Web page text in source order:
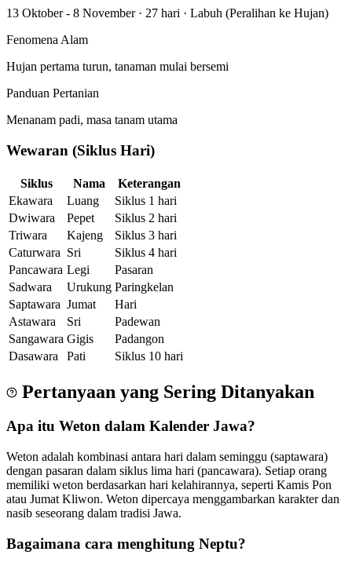
13 Oktober - 8 November · 27 hari · Labuh (Peralihan ke Hujan)
Fenomena Alam
Hujan pertama turun, tanaman mulai bersemi
Panduan Pertanian
Menanam padi, masa tanam utama
Wewaran (Siklus Hari)
Siklus Nama
Keterangan
Ekawara
Luang
Siklus 1 hari
Dwiwara
Pepet
Siklus 2 hari
Triwara
Kajeng
Siklus 3 hari
Caturwara Sri
Siklus 4 hari
Pancawara Legi
Pasaran
Sadwara
Urukung Paringkelan
Saptawara Jumat
Hari
Astawara
Sri
Padewan
Sangawara Gigis
Padangon
Dasawara
Pati Siklus 10 hari
Pertanyaan yang Sering Ditanyakan
Apa itu Weton dalam Kalender Jawa?
Weton adalah kombinasi antara hari dalam seminggu (saptawara)
dengan pasaran dalam siklus lima hari (pancawara). Setiap orang
memiliki weton berdasarkan hari kelahirannya, seperti Kamis Pon
atau Jumat Kliwon. Weton dipercaya menggambarkan karakter dan
nasib seseorang dalam tradisi Jawa.
Bagaimana cara menghitung Neptu?